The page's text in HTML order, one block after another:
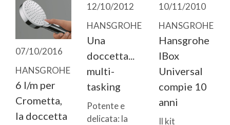
07/10/2016
HANSGROHE
6 l/m per
Crometta,
la doccetta
12/10/2012
HANSGROHE
Una
doccetta...
multi-
tasking
Potente e
delicata: la
10/11/2010
HANSGROHE
Hansgrohe
IBox
Universal
compie 10
anni
Il kit